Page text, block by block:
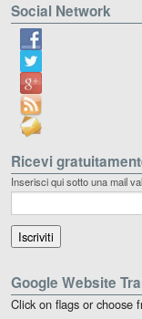
Social Network
Ricevi
Inserisci qui sotto una mail
Google Website
Click on flags or choose